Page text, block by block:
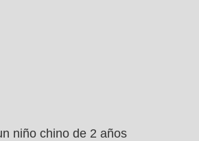
niño chino de 2 años